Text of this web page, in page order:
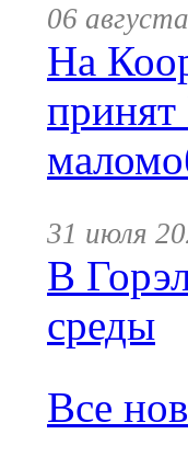
06
На
31 июля
В
среды
Все